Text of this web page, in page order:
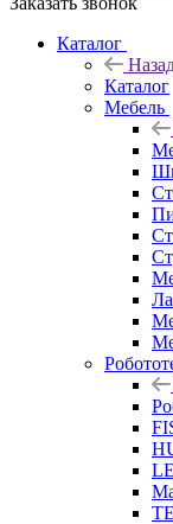
Каталог
Каталог
Мебель